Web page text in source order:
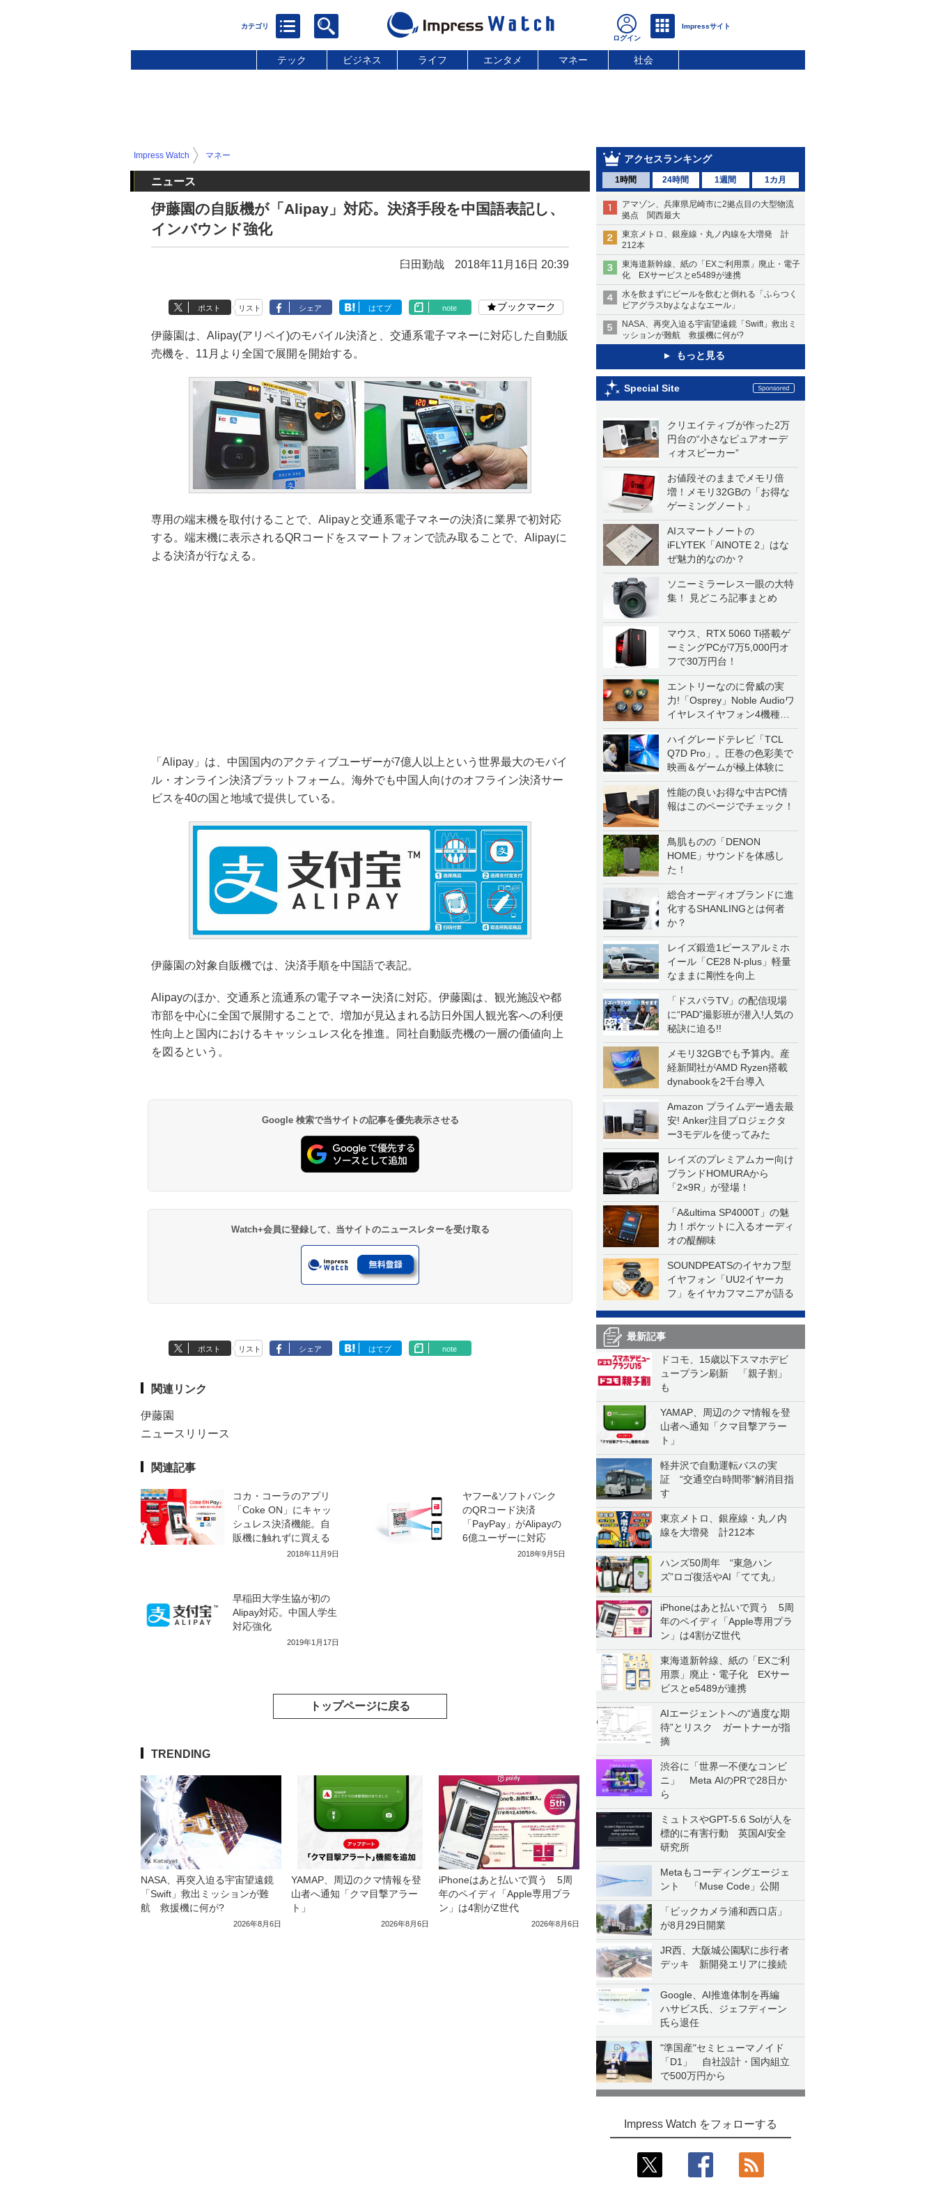
テック ビジネス ライフ エンタメ マネー 社会
アクセスランキング
1時間 24時間 1週間 1カ月
アマゾン、兵庫県尼崎市に2拠点目の大型物流
拠点 関西最大
東京メトロ、銀座線・丸ノ内線を大増発 計
212本
東海道新幹線、紙の「EXご利用票」廃止・電子
化 EXサービスとe5489が連携
水を飲まずにビールを飲むと倒れる「ふらつく
ビアグラスbyよなよなエール」
NASA、再突入迫る宇宙望遠鏡「Swift」救出ミ
ッションが難航 救援機に何が?
もっと見る
Special Site
クリエイティブが作った2万
円台の“小さなピュアオーデ
ィオスピーカー”
お値段そのままでメモリ倍
増！メモリ32GBの「お得な
ゲーミングノート」
AIスマートノートの
iFLYTEK「AINOTE 2」はな
ぜ魅力的なのか？
ソニーミラーレス一眼の大特
集！ 見どころ記事まとめ
マウス、RTX 5060 Ti搭載ゲ
ーミングPCが7万5,000円オ
フで30万円台！
エントリーなのに脅威の実
力!「Osprey」Noble Audioワ
イヤレスイヤフォン4機種を
一気に聴く
ハイグレードテレビ「TCL
Q7D Pro」。圧巻の色彩美で
映画＆ゲームが極上体験に
性能の良いお得な中古PC情
報はこのページでチェック！
鳥肌ものの「DENON
HOME」サウンドを体感し
た！
総合オーディオブランドに進
化するSHANLINGとは何者
か？
レイズ鍛造1ピースアルミホ
イール「CE28 N-plus」軽量
なままに剛性を向上
「ドスパラTV」の配信現場
に“PAD”撮影班が潜入!人気の
秘訣に迫る!!
メモリ32GBでも予算内。産
経新聞社がAMD Ryzen搭載
dynabookを2千台導入
Amazon プライムデー過去最
安! Anker注目プロジェクタ
ー3モデルを使ってみた
レイズのプレミアムカー向け
ブランドHOMURAから
「2×9R」が登場！
「A&ultima SP4000T」の魅
力！ポケットに入るオーディ
オの醍醐味
SOUNDPEATSのイヤカフ型
イヤフォン「UU2イヤーカ
フ」をイヤカフマニアが語る
最新記事
ドコモ、15歳以下スマホデビ
ュープラン刷新 「親子割」
も
YAMAP、周辺のクマ情報を登
山者へ通知「クマ目撃アラー
ト」
軽井沢で自動運転バスの実
証 “交通空白時間帯”解消目指
す
東京メトロ、銀座線・丸ノ内
線を大増発 計212本
ハンズ50周年 “東急ハン
ズ”ロゴ復活やAI「てて丸」
iPhoneはあと払いで買う 5周
年のペイディ「Apple専用プラ
ン」は4割がZ世代
東海道新幹線、紙の「EXご利
用票」廃止・電子化 EXサー
ビスとe5489が連携
AIエージェントへの“過度な期
待”とリスク ガートナーが指
摘
渋谷に「世界一不便なコンビ
ニ」 Meta AIのPRで28日か
ら
ミュトスやGPT-5.6 Solが人を
標的に有害行動 英国AI安全
研究所
Metaもコーディングエージェ
ント 「Muse Code」公開
「ビックカメラ浦和西口店」
が8月29日開業
JR西、大阪城公園駅に歩行者
デッキ 新開発エリアに接続
Google、AI推進体制を再編
ハサビス氏、ジェフディーン
氏ら退任
"準国産"セミヒューマノイド
「D1」 自社設計・国内組立
で500万円から
Impress Watch をフォローする
Impress Watch マネー
ニュース
伊藤園の自販機が「Alipay」対応。決済手段を中国語表記し、
インバウンド強化
臼田勤哉 2018年11月16日 20:39
ポスト リスト シェア はてブ note ブックマーク
伊藤園は、Alipay(アリペイ)のモバイル決済と、交通系電子マネーに対応した自動販
売機を、11月より全国で展開を開始する。
専用の端末機を取付けることで、Alipayと交通系電子マネーの決済に業界で初対応
する。端末機に表示されるQRコードをスマートフォンで読み取ることで、Alipayに
よる決済が行なえる。
「Alipay」は、中国国内のアクティブユーザーが7億人以上という世界最大のモバイ
ル・オンライン決済プラットフォーム。海外でも中国人向けのオフライン決済サー
ビスを40の国と地域で提供している。
伊藤園の対象自販機では、決済手順を中国語で表記。
Alipayのほか、交通系と流通系の電子マネー決済に対応。伊藤園は、観光施設や都
市部を中心に全国で展開することで、増加が見込まれる訪日外国人観光客への利便
性向上と国内におけるキャッシュレス化を推進。同社自動販売機の一層の価値向上
を図るという。
Google 検索で当サイトの記事を優先表示させる
Watch+会員に登録して、当サイトのニュースレターを受け取る
ポスト リスト シェア はてブ note
関連リンク
伊藤園
ニュースリリース
関連記事
コカ・コーラのアプリ
「Coke ON」にキャッ
シュレス決済機能。自
販機に触れずに買える
2018年11月9日
ヤフー&ソフトバンク
のQRコード決済
「PayPay」がAlipayの
6億ユーザーに対応
2018年9月5日
早稲田大学生協が初の
Alipay対応。中国人学生
対応強化
2019年1月17日
トップページに戻る
TRENDING
NASA、再突入迫る宇宙望遠鏡
「Swift」救出ミッションが難
航 救援機に何が?
2026年8月6日
YAMAP、周辺のクマ情報を登
山者へ通知「クマ目撃アラー
ト」
2026年8月6日
iPhoneはあと払いで買う 5周
年のペイディ「Apple専用プラ
ン」は4割がZ世代
2026年8月6日